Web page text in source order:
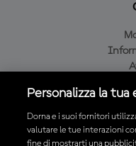
Personalizza la tua
Dorna e i suoi fornitori
valutare le tue interazioni
fine di mostrarti una